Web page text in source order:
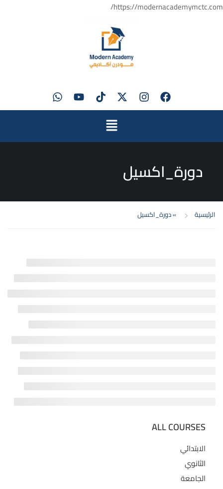
https://modernacademymctc.com/
دورة_اكسيل
الرئيسية »دورة_اكسيل
ALL COURSES
الابتدائي
الثانوي
الجامعة